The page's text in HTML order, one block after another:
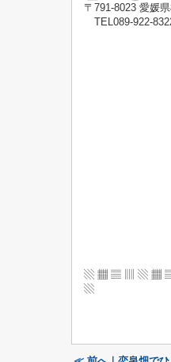
〒791-8023 愛媛
TEL089-922-
▧ ▦ ▤ ▥ ▧ ▦
▧